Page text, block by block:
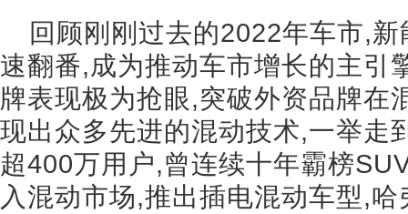
回顾刚刚过去的2022年车市,
速翻番,成为推动车市增长的主引
牌表现极为抢眼,突破外资品牌在
现出众多先进的混动技术,一举走
超400万用户,曾连续十年霸榜
入混动市场,推出插电混动车型,